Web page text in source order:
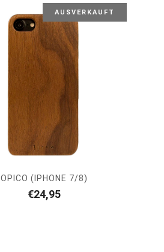
AUSVERKAUFT
OPICO (IPHONE 7/8)
€24,95